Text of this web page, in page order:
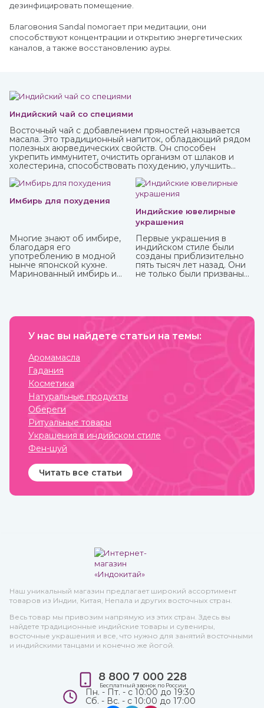
дезинфицировать помещение.
Благовония Sandal помогает при медитации, они
способствуют концентрации и открытию энергетических
каналов, а также восстановлению ауры.
Индийский чай со специями
Восточный чай с добавлением пряностей называется
масала. Это традиционный напиток, обладающий рядом
полезных аюрведических свойств. Он способен
укрепить иммунитет, очистить организм от шлаков и
холестерина, способствовать похудению, улучшить
Имбирь для похудения
Многие знают об имбире,
благодаря его
употреблению в модной
нынче японской кухне.
Маринованный имбирь и
больше всего полезных
больше пользы.
Индийские ювелирные
украшения
Первые украшения в
индийском стиле были
созданы приблизительно
пять тысяч лет назад. Они
не только были призваны
способностью защищать.
женщины, но и мужчины
украшения вы можете в
интернет-магазине
У нас вы найдете статьи на темы:
Аромамасла
Гадания
Косметика
Натуральные продукты
Обереги
Ритуальные товары
Украшения в индийском стиле
Фен-шуй
Читать все статьи
Наш уникальный магазин предлагает широкий ассортимент
товаров из Индии, Китая, Непала и других восточных стран.
Весь товар мы привозим напрямую из этих стран. Здесь вы
найдете традиционные индийские товары и сувениры,
восточные украшения и все, что нужно для занятий восточными
и индийскими танцами и конечно же йогой.
8 800 7 000 228
Бесплатный звонок по России
Пн. - Пт. - с 10:00 до 19:30
Сб. - Вс. - с 10:00 до 17:00